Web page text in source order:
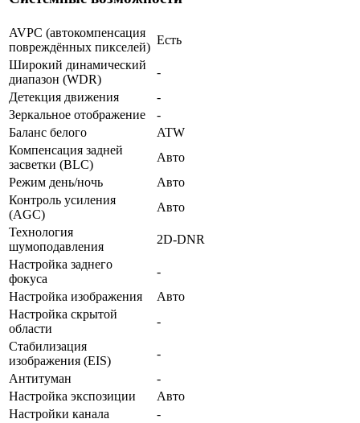
AVPC (автокомпенсация
повреждённых пикселей)
Есть
Широкий динамический
диапазон (WDR)
-
Детекция движения
-
Зеркальное отображение
-
Баланс белого
ATW
Компенсация задней
засветки (BLC)
Авто
Режим день/ночь
Авто
Контроль усиления
(AGC)
Авто
Технология
шумоподавления
2D-DNR
Настройка заднего
фокуса
-
Настройка изображения
Авто
Настройка скрытой
области
-
Стабилизация
изображения (EIS)
-
Антитуман
-
Настройка экспозиции
Авто
Настройки канала
-